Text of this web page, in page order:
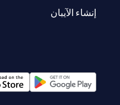
إنشاء الآيبان